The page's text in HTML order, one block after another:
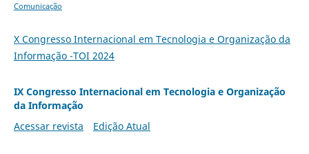
Comunicação
X Congresso Internacional em Tecnologia e Organização da
Informação -TOI 2024
IX Congresso Internacional em Tecnologia e Organização
da Informação
Acessar revista
Edição Atual